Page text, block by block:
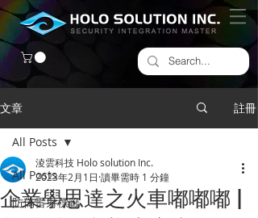
文章 註冊
All Posts
防偽雷射標籤
All Posts
企業學思達之火車嘟嘟嘟 |
淩雲科技 Holo solution Inc.
2023年2月1日 讀畢需時 1 分鐘